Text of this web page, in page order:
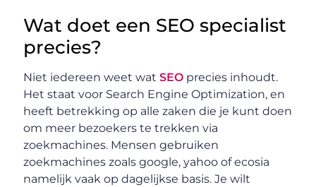
Wat doet een SEO specialist
precies?
Niet iedereen weet watSEO precies inhoudt.
Het staat voor Search Engine Optimization, en
heeft betrekking op alle zaken die je kunt doen
om meer bezoekers te trekken via
zoekmachines. Mensen gebruiken
zoekmachines zoals google, yahoo of ecosia
namelijk vaak op dagelijkse basis. Je wilt